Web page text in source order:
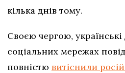
кілька днів тому.
Своєю чергою,
соціальних мережах
повністю витіснили